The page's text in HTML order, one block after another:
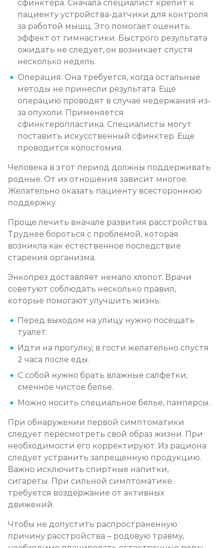
сфинктера. Сначала специалист крепит к
пациенту устройства-датчики для контроля
за работой мышц. Это помогает оценить
эффект от гимнастики. Быстрого результата
ожидать не следует, он возникает спустя
несколько недель.
Операция. Она требуется, когда остальные
методы не принесли результата. Еще
операцию проводят в случае недержания из-
за опухоли. Применяется
сфинктеропластика. Специалисты могут
поставить искусственный сфинктер. Еще
проводится колостомия.
Человека в этот период должны поддерживать
родные. От их отношения зависит многое.
Желательно оказать пациенту всестороннюю
поддержку.
Проще лечить вначале развития расстройства.
Труднее бороться с проблемой, которая
возникла как естественное последствие
старения организма.
Энкопрез доставляет немало хлопот. Врачи
советуют соблюдать несколько правил,
которые помогают улучшить жизнь:
Перед выходом на улицу нужно посещать
туалет.
Идти на прогулку, в гости желательно спустя
2 часа после еды.
С собой нужно брать влажные салфетки,
сменное чистое белье.
Можно носить специальное белье, памперсы.
При обнаружении первой симптоматики
следует пересмотреть свой образ жизни. При
необходимости его корректируют. Из рациона
следует устранить запрещенную продукцию.
Важно исключить спиртные напитки,
сигареты. При сильной симптоматике
требуется воздержание от активных
движений.
Чтобы не допустить распространенную
причину расстройства – родовую травму,